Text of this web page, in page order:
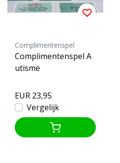
Complimentenspel
Complimentenspel A
utisme
EUR 23,95
Vergelijk